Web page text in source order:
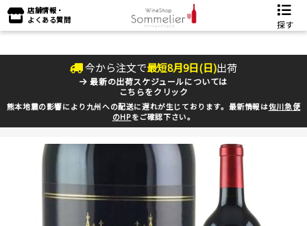
店舗情報・
よくある質問
探す
今から注文で最短8月9日(日)出荷
最新の出荷スケジュールについては
こちらをクリック
熊本地震の影響により九州への配送に遅れが生じております。最新情報は佐川急便
のHPをご確認下さい。